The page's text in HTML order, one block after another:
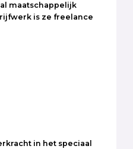
maatschappelijk
is ze freelance
in het speciaal